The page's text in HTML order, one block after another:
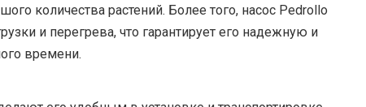
количества растений. Более того, насос Pedrollo
и перегрева, что гарантирует его надежную и
времени.